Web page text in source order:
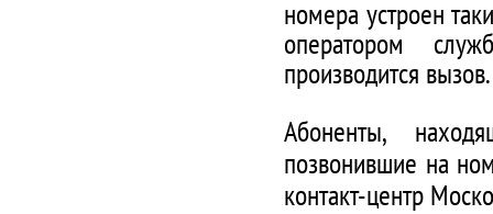
номера устроен
оператором
производится вызов.
Абоненты,
позвонившие на
контакт-центр